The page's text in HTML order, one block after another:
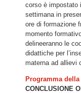
corso è impostato
settimana in
ore di formazione
momento
delineeranno le
didattiche per
materna ad allievi
Programma
CONCLUSIONE